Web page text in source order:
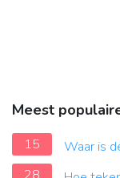
Meest
15
Waar is